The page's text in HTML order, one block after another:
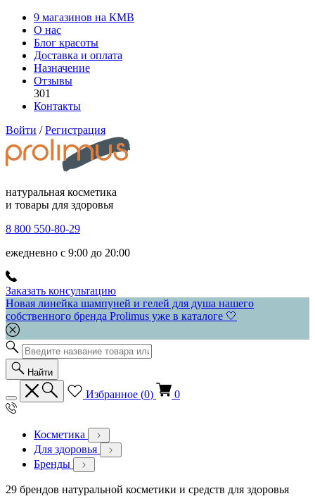
9 магазинов на КМВ
О нас
Блог красоты
Доставка и оплата
Назначение
Отзывы
301
Контакты
Войти / Регистрация
натуральная косметика
и товары для здоровья
8 800 550-80-29
ежедневно с 9:00 до 20:00
Заказать консультацию
Новая линейка шампуней и гелей для душа нашего
собственного бренда Prolimus уже в каталоге 🤍
Найти
Избранное (0) 0
Косметика
Для здоровья
Бренды
29 брендов натуральной косметики и средств для здоровья